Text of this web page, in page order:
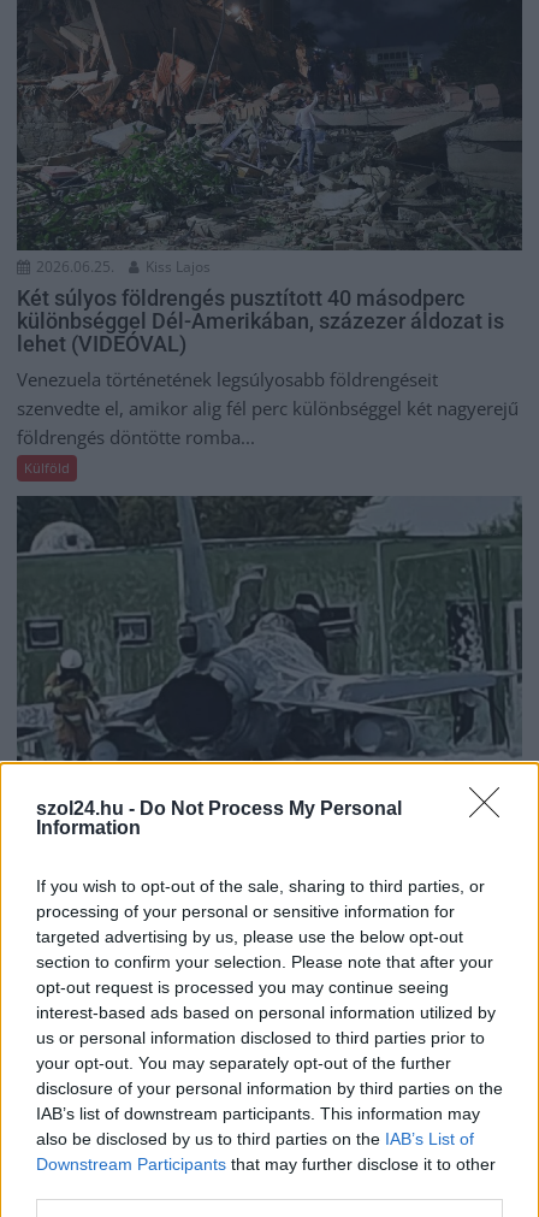
szol24.hu - Do Not Process My Personal
Information
If you wish to opt-out of the sale, sharing to third parties, or
processing of your personal or sensitive information for
targeted advertising by us, please use the below opt-out
section to confirm your selection. Please note that after your
opt-out request is processed you may continue seeing
interest-based ads based on personal information utilized by
us or personal information disclosed to third parties prior to
your opt-out. You may separately opt-out of the further
disclosure of your personal information by third parties on the
IAB’s list of downstream participants. This information may
also be disclosed by us to third parties on the IAB’s List of
Downstream Participants that may further disclose it to other
2026.06.25. Kiss Lajos
Két súlyos földrengés pusztított 40 másodperc
különbséggel Dél-Amerikában, százezer áldozat is
lehet (VIDEÓVAL)
Venezuela történetének legsúlyosabb földrengéseit
szenvedte el, amikor alig fél perc különbséggel két nagyerejű
földrengés döntötte romba...
Külföld
Döbbenet: azért ütközött össze két vadászrepülő,
mert a pilóták mobillal fotóztak és videóztak
Egyikük előre be is jelentette, hogy a mobilját repülés
közben nyomkodni fogja, hogy minél jobb felvételeket...
Külföld